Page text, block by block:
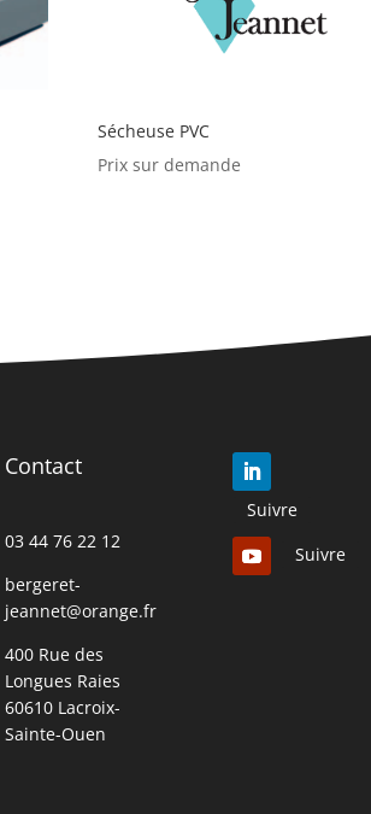
Sécheuse PVC
Prix sur demande
Contact
03 44 76 22 12
bergeret-
jeannet@orange.fr
400 Rue des
Longues Raies
60610 Lacroix-
Sainte-Ouen
Suivre
Suivre